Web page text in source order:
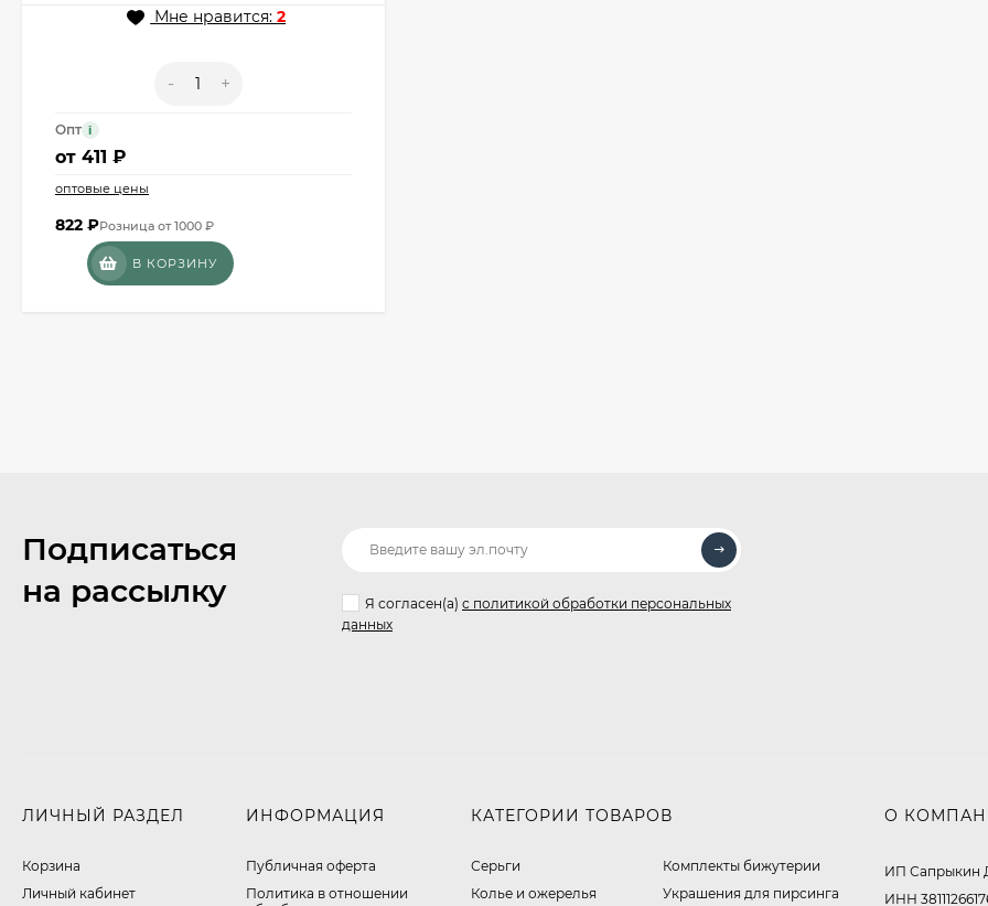
Мне нравится:2
- +
Опт i
от 411 ₽
оптовые цены
822 ₽Розница от 1000 ₽
В КОРЗИНУ
Подписаться
на рассылку
Я согласен(a) с политикой обработки персональных
данных
ЛИЧНЫЙ РАЗДЕЛ
Корзина
Личный кабинет
ИНФОРМАЦИЯ
Публичная оферта
​Политика в отношении
КАТЕГОРИИ ТОВАРОВ
Серьги
Колье и ожерелья
Комплекты бижутерии
Украшения для пирсинга
О
ИП Сапрыкин
ИНН